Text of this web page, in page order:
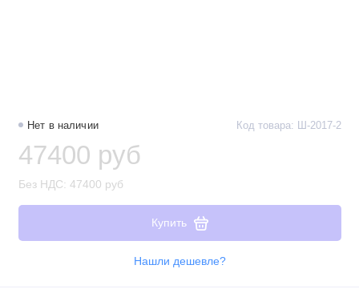
Нет в наличии Код товара: Ш-2017-2
47400 руб
Без НДС: 47400 руб
Купить
Нашли дешевле?